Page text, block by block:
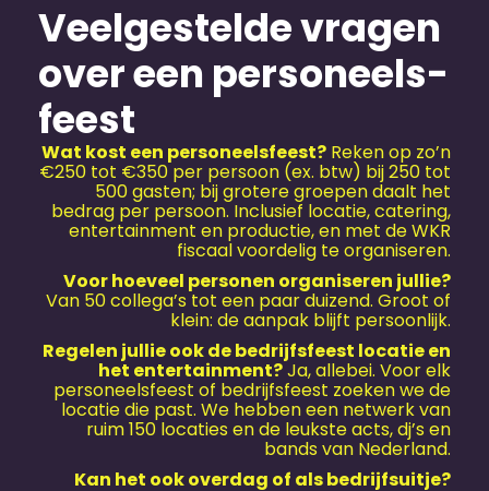
Veelgestelde vragen
over een personeels­
feest
Wat kost een personeels­feest? Reken op zo’n
€250 tot €350 per persoon (ex. btw) bij 250 tot
500 gasten; bij grotere groepen daalt het
bedrag per persoon. Inclusief locatie, catering,
entertainment en productie, en met de WKR
fiscaal voordelig te organiseren.
Voor hoeveel personen organiseren jullie?
Van 50 collega’s tot een paar duizend. Groot of
klein: de aanpak blijft persoonlijk.
Regelen jullie ook de bedrijfs­feest locatie en
het entertainment?Ja, allebei. Voor elk
personeels­feest of bedrijfs­feest zoeken we de
locatie die past. We hebben een netwerk van
ruim 150 locaties en de leukste acts, dj’s en
bands van Nederland.
Kan het ook overdag of als bedrijfs­uitje?